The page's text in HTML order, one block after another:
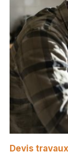
Devis